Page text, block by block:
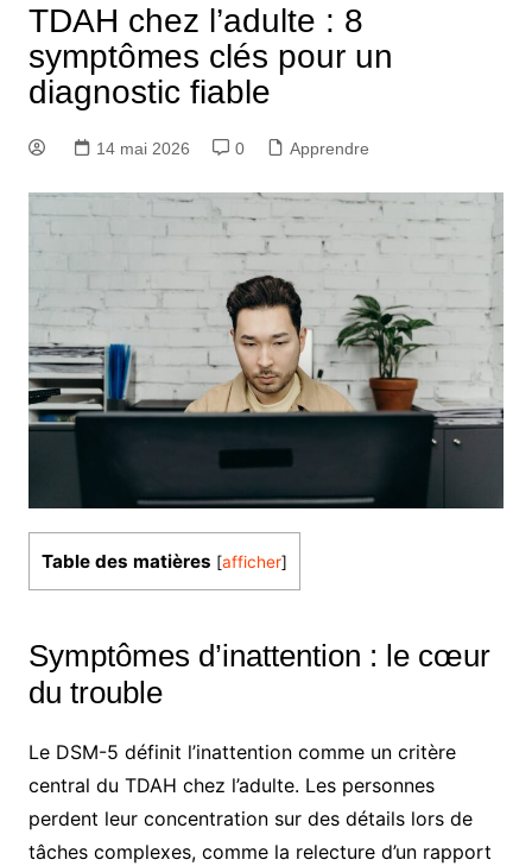
TDAH chez l’adulte : 8
symptômes clés pour un
diagnostic fiable
14 mai 2026 0 Apprendre
Table des matières [afficher]
Symptômes d’inattention : le cœur
du trouble
Le DSM-5 définit l’inattention comme un critère
central du TDAH chez l’adulte. Les personnes
perdent leur concentration sur des détails lors de
tâches complexes, comme la relecture d’un rapport